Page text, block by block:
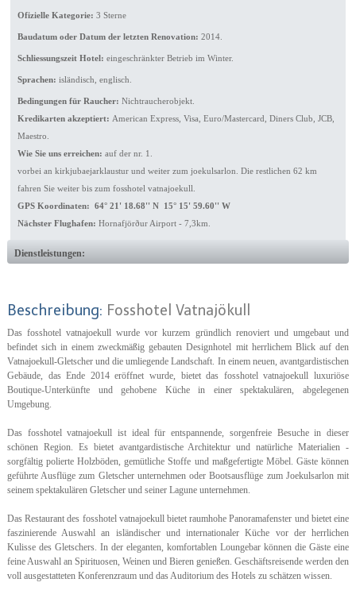
Ofizielle Kategorie: 3 Sterne
Baudatum oder Datum der letzten Renovation: 2014.
Schliessungszeit Hotel: eingeschränkter Betrieb im Winter.
Sprachen: isländisch, englisch.
Bedingungen für Raucher: Nichtraucherobjekt.
Kredikarten akzeptiert: American Express, Visa, Euro/Mastercard, Diners Club, JCB,
Maestro.
Wie Sie uns erreichen: auf der nr. 1.
vorbei an kirkjubaejarklaustur und weiter zum joekulsarlon. Die restlichen 62 km
fahren Sie weiter bis zum fosshotel vatnajoekull.
GPS Koordinaten: 64° 21' 18.68'' N 15° 15' 59.60'' W
Nächster Flughafen: Hornafjörður Airport - 7,3km.
Dienstleistungen:
Beschreibung: Fosshotel Vatnajökull
Das fosshotel vatnajoekull wurde vor kurzem gründlich renoviert und umgebaut und
befindet sich in einem zweckmäßig gebauten Designhotel mit herrlichem Blick auf den
Vatnajoekull-Gletscher und die umliegende Landschaft. In einem neuen, avantgardistischen
Gebäude, das Ende 2014 eröffnet wurde, bietet das fosshotel vatnajoekull luxuriöse
Boutique-Unterkünfte und gehobene Küche in einer spektakulären, abgelegenen
Umgebung.
Das fosshotel vatnajoekull ist ideal für entspannende, sorgenfreie Besuche in dieser
schönen Region. Es bietet avantgardistische Architektur und natürliche Materialien -
sorgfältig polierte Holzböden, gemütliche Stoffe und maßgefertigte Möbel. Gäste können
geführte Ausflüge zum Gletscher unternehmen oder Bootsausflüge zum Joekulsarlon mit
seinem spektakulären Gletscher und seiner Lagune unternehmen.
Das Restaurant des fosshotel vatnajoekull bietet raumhohe Panoramafenster und bietet eine
faszinierende Auswahl an isländischer und internationaler Küche vor der herrlichen
Kulisse des Gletschers. In der eleganten, komfortablen Loungebar können die Gäste eine
feine Auswahl an Spirituosen, Weinen und Bieren genießen. Geschäftsreisende werden den
voll ausgestatteten Konferenzraum und das Auditorium des Hotels zu schätzen wissen.